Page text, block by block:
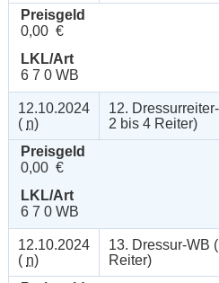
Preisgeld
0,00 €
LKL/Art
6 7 0 WB
12.10.2024
( n)
12.
2 bis 4 Reiter)
Preisgeld
0,00 €
LKL/Art
6 7 0 WB
12.10.2024
( n)
13. Dressur-WB
Reiter)